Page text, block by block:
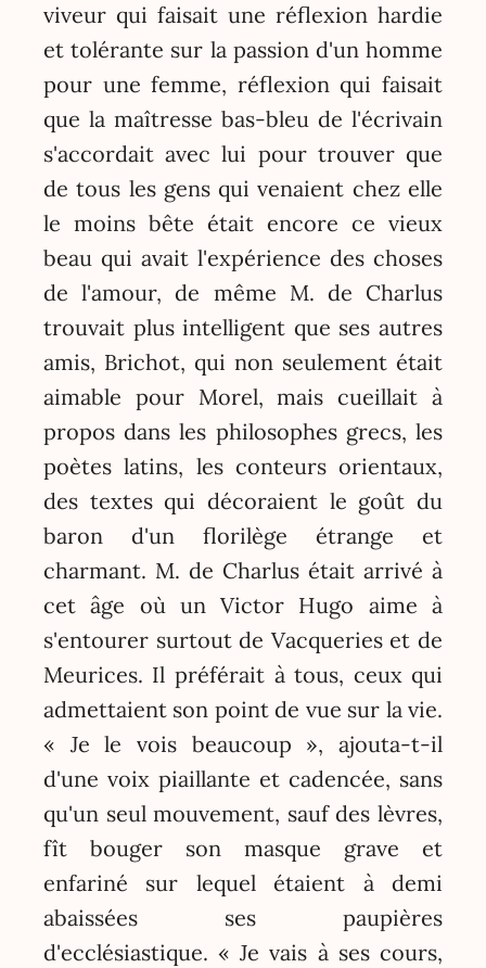
viveur qui faisait une réflexion hardie
et tolérante sur la passion d'un homme
pour une femme, réflexion qui faisait
que la maîtresse bas-bleu de l'écrivain
s'accordait avec lui pour trouver que
de tous les gens qui venaient chez elle
le moins bête était encore ce vieux
beau qui avait l'expérience des choses
de l'amour, de même M. de Charlus
trouvait plus intelligent que ses autres
amis, Brichot, qui non seulement était
aimable pour Morel, mais cueillait à
propos dans les philosophes grecs, les
poètes latins, les conteurs orientaux,
des textes qui décoraient le goût du
baron d'un florilège étrange et
charmant. M. de Charlus était arrivé à
cet âge où un Victor Hugo aime à
s'entourer surtout de Vacqueries et de
Meurices. Il préférait à tous, ceux qui
admettaient son point de vue sur la vie.
« Je le vois beaucoup », ajouta-t-il
d'une voix piaillante et cadencée, sans
qu'un seul mouvement, sauf des lèvres,
fît bouger son masque grave et
enfariné sur lequel étaient à demi
abaissées ses paupières
d'ecclésiastique. « Je vais à ses cours,